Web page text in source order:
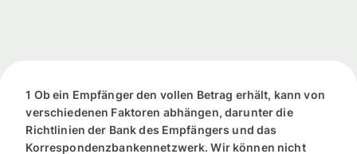
1 Ob ein Empfänger den vollen Betrag erhält, kann von
verschiedenen Faktoren abhängen, darunter die
Richtlinien der Bank des Empfängers und das
Korrespondenzbankennetzwerk. Wir können nicht